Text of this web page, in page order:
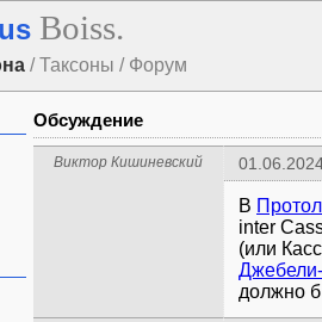
Boiss.
/ Таксоны / Форум
Обсуждение
Виктор Кишиневский
В
inter
(или
должно